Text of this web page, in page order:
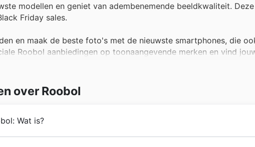
modellen en geniet van adembenemende beeldkwaliteit.
Friday sales.
en maak de beste foto's met de nieuwste smartphones, die
Roobol aanbiedingen op toonaangevende merken en vind
studie of entertainment is, een nieuwe laptop is altijd een
De Roobol weekadvertenties staan vol met aantrekkelijke deals
over Roobol
Wat is?